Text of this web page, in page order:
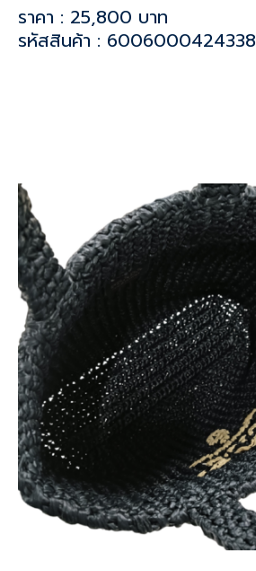
ราคา : 25,800 บาท
รหัสสินค้า : 6006000424338